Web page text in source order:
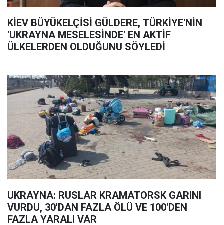
KİEV BÜYÜKELÇİSİ GÜLDERE, TÜRKİYE'NİN
'UKRAYNA MESELESİNDE' EN AKTİF
ÜLKELERDEN OLDUĞUNU SÖYLEDİ
UKRAYNA: RUSLAR KRAMATORSK GARINI
VURDU, 30'DAN FAZLA ÖLÜ VE 100'DEN
FAZLA YARALI VAR